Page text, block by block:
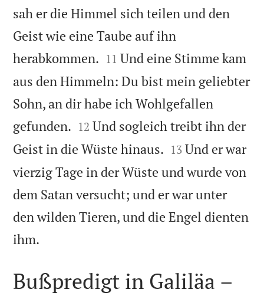
sah er die Himmel sich teilen und den
Geist wie eine Taube auf ihn
herabkommen. 

11 Und eine Stimme kam
aus den Himmeln: Du bist mein geliebter
Sohn, an dir habe ich Wohlgefallen
gefunden. 

12 Und sogleich treibt ihn der
Geist in die Wüste hinaus. 

13 Und er war
vierzig Tage in der Wüste und wurde von
dem Satan versucht; und er war unter
den wilden Tieren, und die Engel dienten
ihm.
Bußpredigt in Galiläa –